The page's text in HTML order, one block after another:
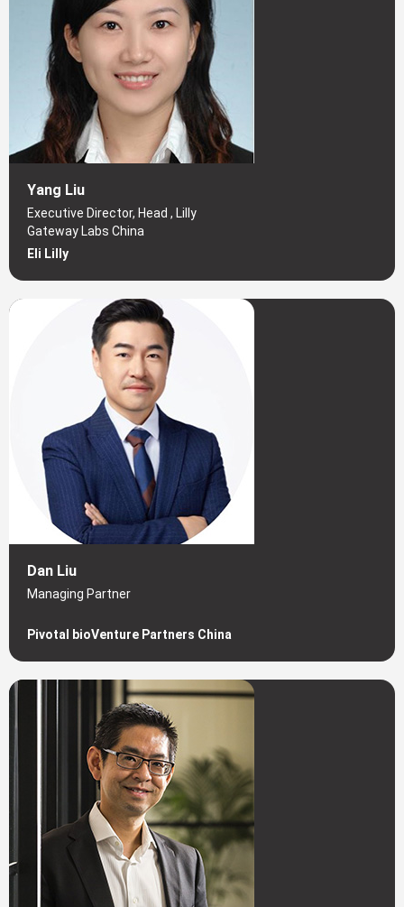
Yang Liu
Executive Director, Head , Lilly
Gateway Labs China
Eli Lilly
Dan Liu
Managing Partner
Pivotal bioVenture Partners China